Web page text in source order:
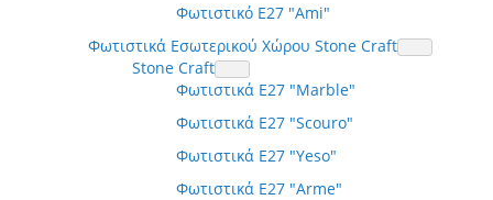
Φωτιστικό E27 "Ami"
Φωτιστικά Εσωτερικού Χώρου Stone Craft
Stone Craft
Φωτιστικά E27 "Marble"
Φωτιστικά E27 "Scouro"
Φωτιστικά E27 "Yeso"
Φωτιστικά E27 "Arme"